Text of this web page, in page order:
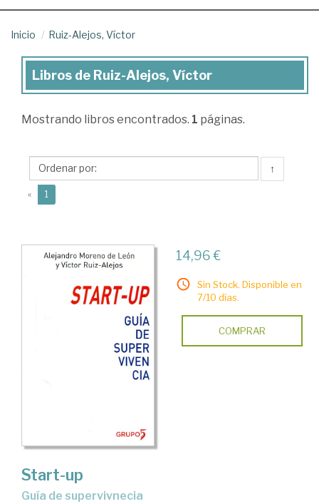
Inicio Ruiz-Alejos, Víctor
Libros
Ruiz-
Víctor
Libros de Ruiz-Alejos, Víctor
Mostrando libros encontrados. 1 páginas.
↑
« 1
14,96 €
Sin Stock. Disponible en
7/10 días.
COMPRAR
Start-up
guía de supervivnecia